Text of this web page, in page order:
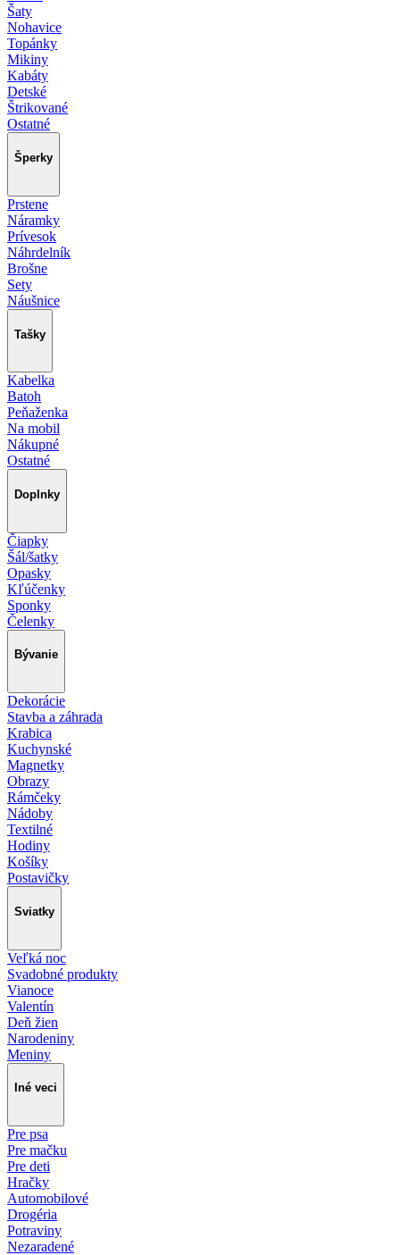
Šaty
Nohavice
Topánky
Mikiny
Kabáty
Detské
Štrikované
Ostatné
Šperky
Prstene
Náramky
Prívesok
Náhrdelník
Brošne
Sety
Náušnice
Tašky
Kabelka
Batoh
Peňaženka
Na mobil
Nákupné
Ostatné
Doplnky
Čiapky
Šál/šatky
Opasky
Kľúčenky
Sponky
Čelenky
Bývanie
Dekorácie
Stavba a záhrada
Krabica
Kuchynské
Magnetky
Obrazy
Rámčeky
Nádoby
Textilné
Hodiny
Košíky
Postavičky
Sviatky
Veľká noc
Svadobné produkty
Vianoce
Valentín
Deň žien
Narodeniny
Meniny
Iné veci
Pre psa
Pre mačku
Pre deti
Hračky
Automobilové
Drogéria
Potraviny
Nezaradené